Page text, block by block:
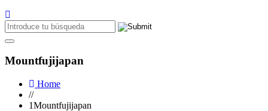
Mountfujijapan
Home
//
1Mountfujijapan